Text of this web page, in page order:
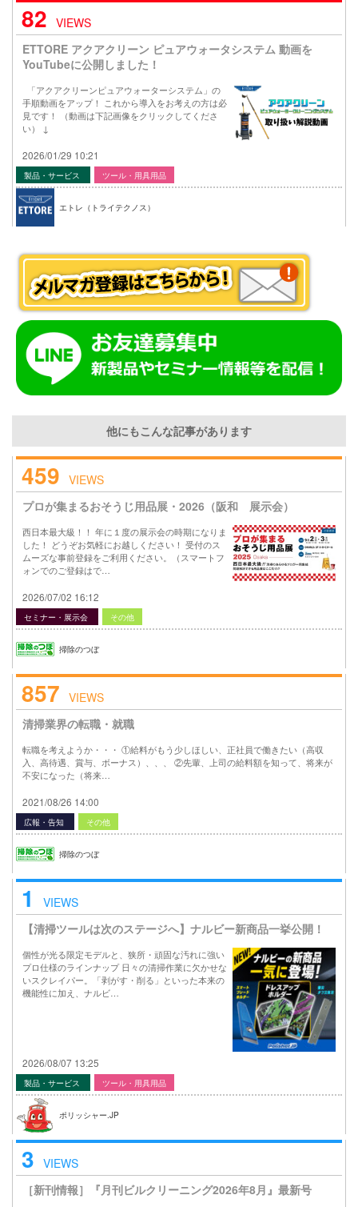
82 VIEWS
ETTORE アクアクリーン ピュアウォータシステム 動画を
YouTubeに公開しました！
「アクアクリーンピュアウォーターシステム」の
手順動画をアップ！ これから導入をお考えの方は必
見です！ （動画は下記画像をクリックしてくださ
い） ↓
2026/01/29 10:21
製品・サービス ツール・用具用品
エトレ（トライテクノス）
他にもこんな記事があります
459 VIEWS
プロが集まるおそうじ用品展・2026（阪和 展示会）
西日本最大級！！ 年に１度の展示会の時期になりま
した！ どうぞお気軽にお越しください！ 受付のス
ムーズな事前登録をご利用ください。（スマートフ
ォンでのご登録はで…
2026/07/02 16:12
セミナー・展示会 その他
掃除のつぼ
857 VIEWS
清掃業界の転職・就職
転職を考えようか・・・ ①給料がもう少しほしい、正社員で働きたい（高収
入、高待遇、賞与、ボーナス）、、、 ②先輩、上司の給料額を知って、将来が
不安になった（将来…
2021/08/26 14:00
広報・告知 その他
掃除のつぼ
1
VIEWS
【清掃ツールは次のステージへ】ナルビー新商品一挙公開！
個性が光る限定モデルと、狭所・頑固な汚れに強い
プロ仕様のラインナップ 日々の清掃作業に欠かせな
いスクレイパー。「剥がす・削る」といった本来の
機能性に加え、ナルビ…
2026/08/07 13:25
製品・サービス ツール・用具用品
ポリッシャー.JP
3 VIEWS
［新刊情報］『月刊ビルクリーニング2026年8月』最新号